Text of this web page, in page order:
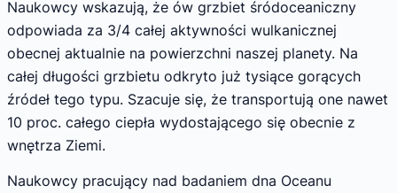
Naukowcy wskazują, że ów grzbiet śródoceaniczny
odpowiada za 3/4 całej aktywności wulkanicznej
obecnej aktualnie na powierzchni naszej planety. Na
całej długości grzbietu odkryto już tysiące gorących
źródeł tego typu. Szacuje się, że transportują one nawet
10 proc. całego ciepła wydostającego się obecnie z
wnętrza Ziemi.
Naukowcy pracujący nad badaniem dna Oceanu